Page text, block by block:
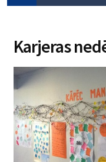
Karjeras